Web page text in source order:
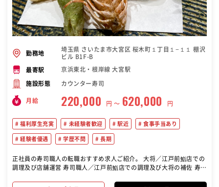
勤務地
埼玉県 さいたま市大宮区 桜木町１丁目１−１１ 棚沢
ビル B1F-B
最寄駅 京浜東北・根岸線 大宮駅
施設形態 カウンター寿司
月給 220,000 円 〜 620,000 円
福利厚生充実 未経験者歓迎 駅近 食事手当あり
経験者優遇 学歴不問 長期
正社員の寿司職人の転職おすすめ求人ご紹介。 大将／江戸前鮨店での
調理及び店舗運営 寿司職人／江戸前鮨店での調理及び大将の補佐 寿司